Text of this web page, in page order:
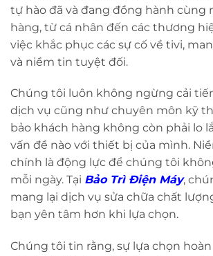
tự hào đã và đang đồng hành cùng
hàng, từ cá nhân đến các thương
việc khắc phục các sự cố về tivi,
và niềm tin tuyệt đối.
Chúng tôi luôn không ngừng cải
dịch vụ cũng như chuyên môn kỹ
bảo khách hàng không còn phải lo
vấn đề nào với thiết bị của mình.
chính là động lực để chúng tôi
mỗi ngày. Tại Bảo Trì Điện Máy,
mang lại dịch vụ sửa chữa chất
bạn yên tâm hơn khi lựa chọn.
Chúng tôi tin rằng, sự lựa chọn